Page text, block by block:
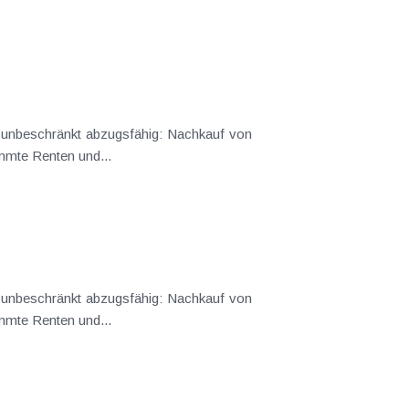
Renten und...
Renten und...